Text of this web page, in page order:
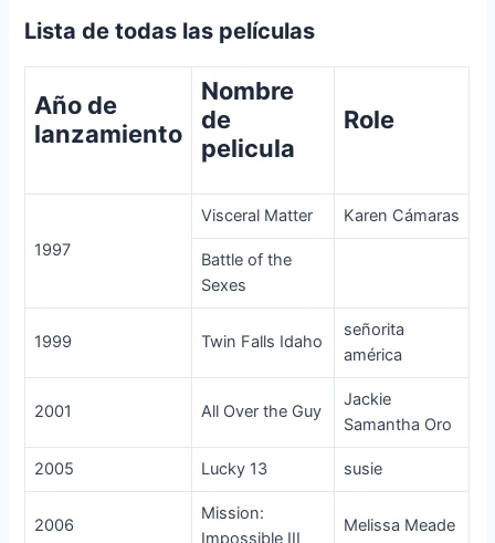
Lista de todas las películas
Año de
lanzamiento
Nombre
de
pelicula
Role
1997
Visceral Matter Karen Cámaras
Battle of the
Sexes
1999 Twin Falls Idaho
señorita
américa
2001 All Over the Guy
Jackie
Samantha Oro
2005 Lucky 13 susie
2006
Mission:
Impossible III
Melissa Meade